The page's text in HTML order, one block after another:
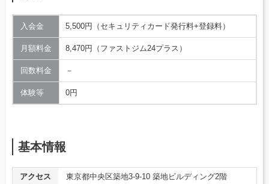
入会金 5,500円（セキュリティカード発行料+登録料）
月額料金 8,470円（ファストジム24プラス）
回数料金 －
体験等 0円
基本情報
アクセス
東京都中央区築地3-9-10 築地ビルディング2階